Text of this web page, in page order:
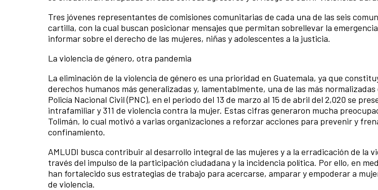
Tres jóvenes representantes de comisiones comunitarias de cada una de las seis
cartilla, con la cual buscan posicionar mensajes que permitan sobrellevar la emergencia
informar sobre el derecho de las mujeres, niñas y adolescentes a la justicia.
La violencia de género, otra pandemia
La eliminación de la violencia de género es una prioridad en Guatemala, ya que
derechos humanos más generalizadas y, lamentablmente, una de las más
Policía Nacional Civil (PNC), en el periodo del 13 de marzo al 15 de abril del 2,020 se
intrafamiliar y 311 de violencia contra la mujer. Estas cifras generaron mucha
Tolimán, lo cual motivó a varias organizaciones a reforzar acciones para prevenir y
confinamiento.
AMLUDI busca contribuir al desarrollo integral de las mujeres y a la erradicación de la
través del impulso de la participación ciudadana y la incidencia política. Por ello, en
han fortalecido sus estrategias de trabajo para acercarse, amparar y empoderar a
de violencia.